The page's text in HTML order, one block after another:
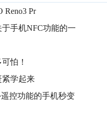
Reno3 Pr
手机NFC功能的一
怕！
紧学起来
控功能的手机秒变